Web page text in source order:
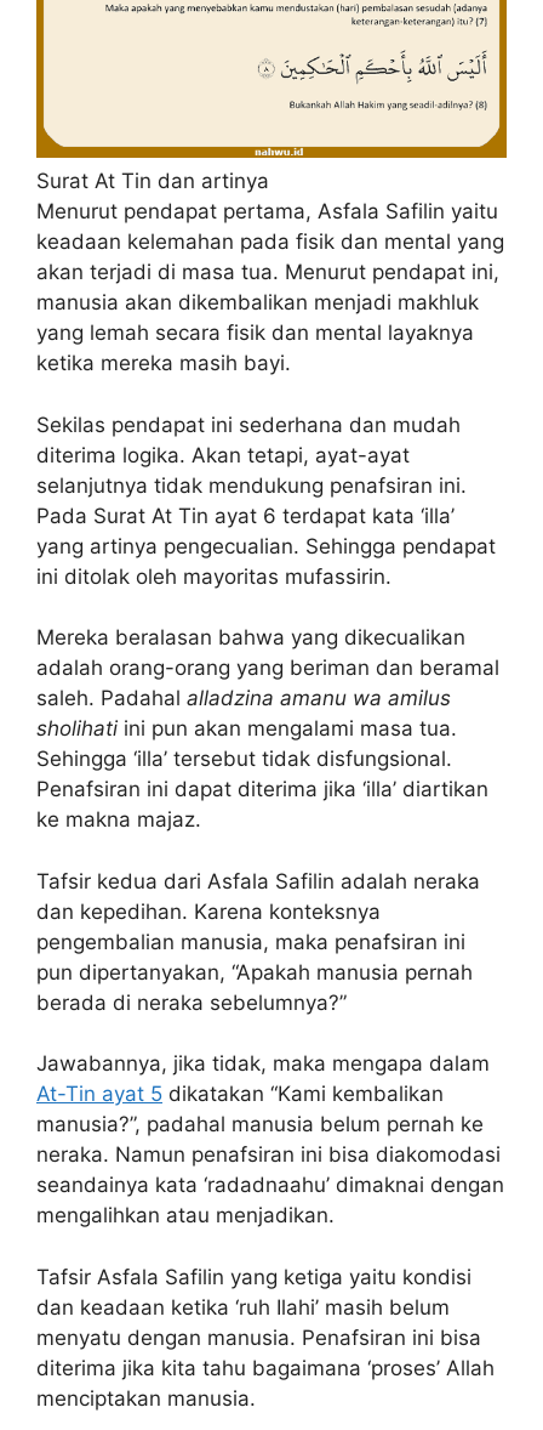
Surat At Tin dan artinya
Menurut pendapat pertama, Asfala Safilin yaitu
keadaan kelemahan pada fisik dan mental yang
akan terjadi di masa tua. Menurut pendapat ini,
manusia akan dikembalikan menjadi makhluk
yang lemah secara fisik dan mental layaknya
ketika mereka masih bayi.
Sekilas pendapat ini sederhana dan mudah
diterima logika. Akan tetapi, ayat-ayat
selanjutnya tidak mendukung penafsiran ini.
Pada Surat At Tin ayat 6 terdapat kata ‘illa’
yang artinya pengecualian. Sehingga pendapat
ini ditolak oleh mayoritas mufassirin.
Mereka beralasan bahwa yang dikecualikan
adalah orang-orang yang beriman dan beramal
saleh. Padahal alladzina amanu wa amilus
sholihati ini pun akan mengalami masa tua.
Sehingga ‘illa’ tersebut tidak disfungsional.
Penafsiran ini dapat diterima jika ‘illa’ diartikan
ke makna majaz.
Tafsir kedua dari Asfala Safilin adalah neraka
dan kepedihan. Karena konteksnya
pengembalian manusia, maka penafsiran ini
pun dipertanyakan, “Apakah manusia pernah
berada di neraka sebelumnya?”
Jawabannya, jika tidak, maka mengapa dalam
At-Tin ayat 5 dikatakan “Kami kembalikan
manusia?”, padahal manusia belum pernah ke
neraka. Namun penafsiran ini bisa diakomodasi
seandainya kata ‘radadnaahu’ dimaknai dengan
mengalihkan atau menjadikan.
Tafsir Asfala Safilin yang ketiga yaitu kondisi
dan keadaan ketika ‘ruh Ilahi’ masih belum
menyatu dengan manusia. Penafsiran ini bisa
diterima jika kita tahu bagaimana ‘proses’ Allah
menciptakan manusia.